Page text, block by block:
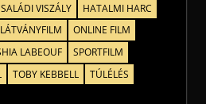
VISZÁLY
HATALMI HARC
LÁTVÁNYFILM
ONLINE FILM
LABEOUF
SPORTFILM
TOBY KEBBELL
TÚLÉLÉS